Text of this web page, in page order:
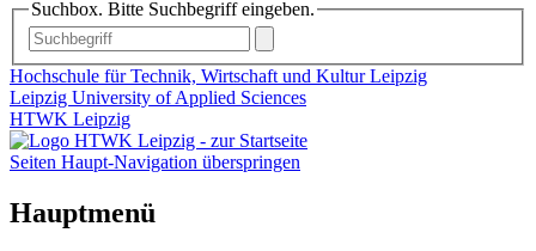
Suchbox. Bitte Suchbegriff eingeben.
Hochschule für Technik, Wirtschaft und Kultur Leipzig
Leipzig University of Applied Sciences
HTWK Leipzig
Seiten Haupt-Navigation überspringen
Hauptmenü